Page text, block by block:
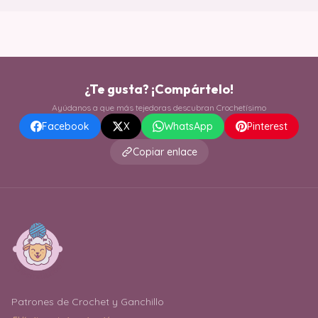
¿Te gusta? ¡Compártelo!
Ayúdanos a que más tejedoras descubran Crochetísimo
Facebook X WhatsApp
Pinterest
Copiar enlace
Patrones de Crochet y Ganchillo